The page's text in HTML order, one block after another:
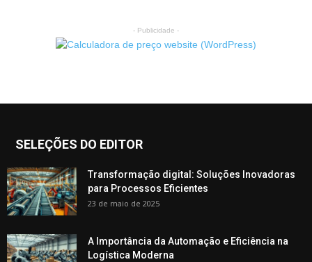
- Publicidade -
SELEÇÕES DO EDITOR
Transformação digital: Soluções Inovadoras
para Processos Eficientes
23 de maio de 2025
A Importância da Automação e Eficiência na
Logística Moderna